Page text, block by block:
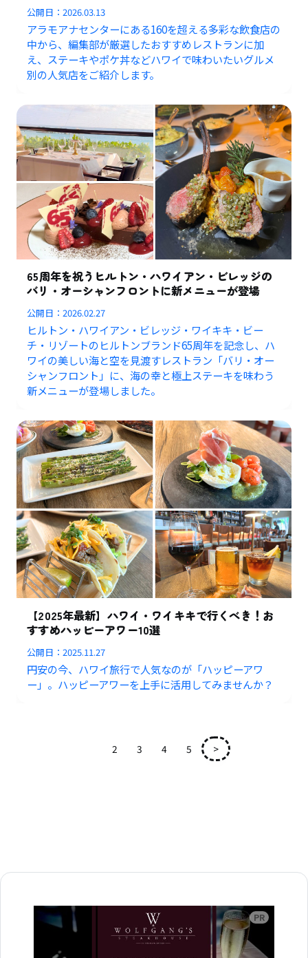
公開日：2026.03.13
アラモアナセンターにある160を超える多彩な飲食店の
中から、編集部が厳選したおすすめレストランに加
え、ステーキやポケ丼などハワイで味わいたいグルメ
別の人気店をご紹介します。
65周年を祝うヒルトン・ハワイアン・ビレッジの
バリ・オーシャンフロントに新メニューが登場
公開日：2026.02.27
ヒルトン・ハワイアン・ビレッジ・ワイキキ・ビー
チ・リゾートのヒルトンブランド65周年を記念し、ハ
ワイの美しい海と空を見渡すレストラン「バリ・オー
シャンフロント」に、海の幸と極上ステーキを味わう
新メニューが登場しました。
【2025年最新】ハワイ・ワイキキで行くべき！お
すすめハッピーアワー10選
公開日：2025.11.27
円安の今、ハワイ旅行で人気なのが「ハッピーアワ
ー」。ハッピーアワーを上手に活用してみませんか？
2 3 4 5 >
広告